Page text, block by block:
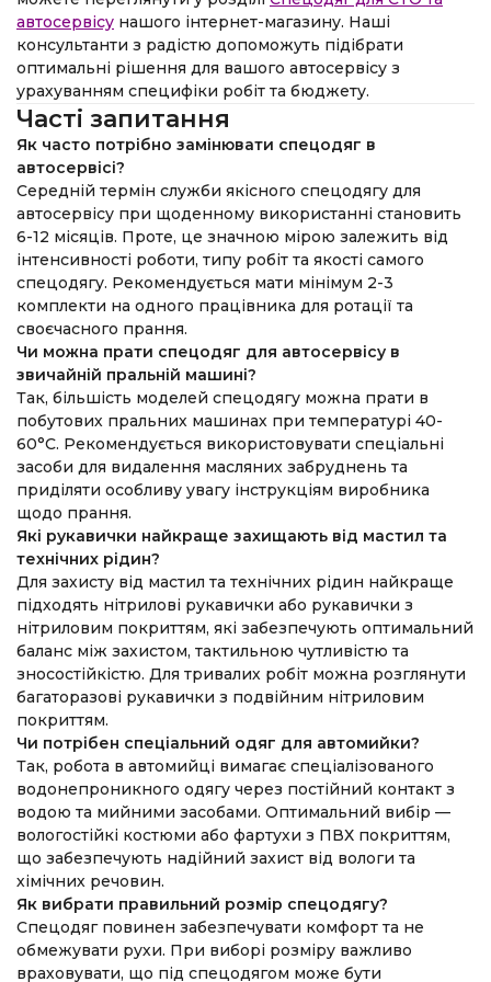
автосервісу нашого інтернет-магазину. Наші
консультанти з радістю допоможуть підібрати
оптимальні рішення для вашого автосервісу з
урахуванням специфіки робіт та бюджету.
Часті запитання
Як часто потрібно замінювати спецодяг в
автосервісі?
Середній термін служби якісного спецодягу для
автосервісу при щоденному використанні становить
6-12 місяців. Проте, це значною мірою залежить від
інтенсивності роботи, типу робіт та якості самого
спецодягу. Рекомендується мати мінімум 2-3
комплекти на одного працівника для ротації та
своєчасного прання.
Чи можна прати спецодяг для автосервісу в
звичайній пральній машині?
Так, більшість моделей спецодягу можна прати в
побутових пральних машинах при температурі 40-
60°C. Рекомендується використовувати спеціальні
засоби для видалення масляних забруднень та
приділяти особливу увагу інструкціям виробника
щодо прання.
Які рукавички найкраще захищають від мастил та
технічних рідин?
Для захисту від мастил та технічних рідин найкраще
підходять нітрилові рукавички або рукавички з
нітриловим покриттям, які забезпечують оптимальний
баланс між захистом, тактильною чутливістю та
зносостійкістю. Для тривалих робіт можна розглянути
багаторазові рукавички з подвійним нітриловим
покриттям.
Чи потрібен спеціальний одяг для автомийки?
Так, робота в автомийці вимагає спеціалізованого
водонепроникного одягу через постійний контакт з
водою та мийними засобами. Оптимальний вибір —
вологостійкі костюми або фартухи з ПВХ покриттям,
що забезпечують надійний захист від вологи та
хімічних речовин.
Як вибрати правильний розмір спецодягу?
Спецодяг повинен забезпечувати комфорт та не
обмежувати рухи. При виборі розміру важливо
враховувати, що під спецодягом може бути